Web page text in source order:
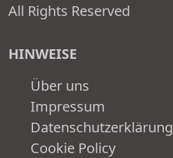
All Rights Reserved
HINWEISE
Über uns
Impressum
Datenschutzerklärung
Cookie Policy